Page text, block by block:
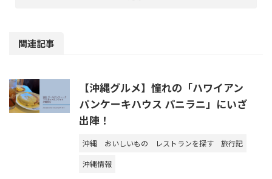
関連記事
【沖縄グルメ】憧れの「ハワイアン
パンケーキハウス パニラニ」にいざ
出陣！
沖縄 おいしいもの レストランを探す
旅行記
沖縄情報